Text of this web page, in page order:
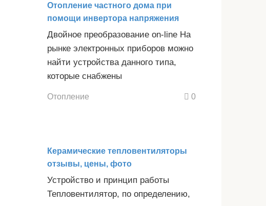
Отопление частного дома при
помощи инвертора напряжения
Двойное преобразование on-line На
рынке электронных приборов можно
найти устройства данного типа,
которые снабжены
Отопление 0
Керамические тепловентиляторы
отзывы, цены, фото
Устройство и принцип работы
Тепловентилятор, по определению,